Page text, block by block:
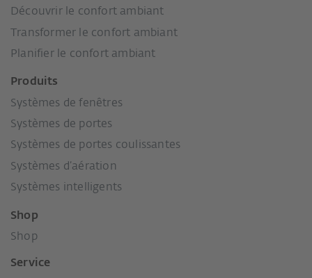
Découvrir le confort ambiant
Transformer le confort ambiant
Planifier le confort ambiant
Produits
Systèmes de fenêtres
Systèmes de portes
Systèmes de portes coulissantes
Systèmes d’aération
Systèmes intelligents
Shop
Shop
Service